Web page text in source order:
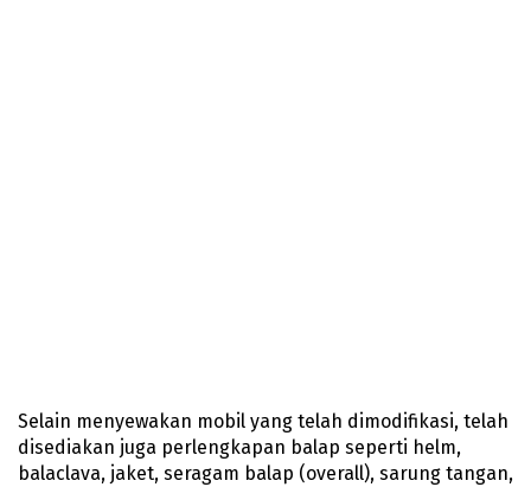
Selain menyewakan mobil yang telah dimodifikasi, telah
disediakan juga perlengkapan balap seperti helm,
balaclava, jaket, seragam balap (overall), sarung tangan,